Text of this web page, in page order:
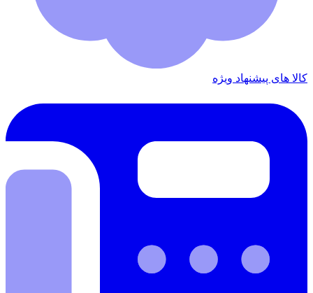
کالا های پیشنهاد ویژه